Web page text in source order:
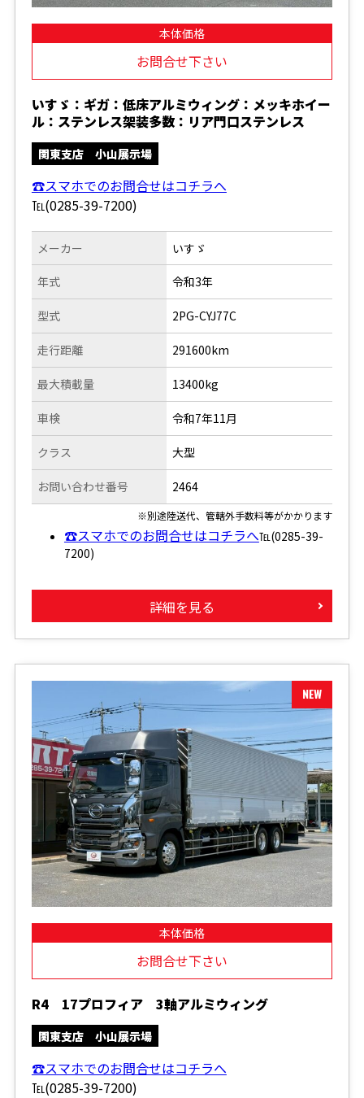
本体価格
お問合せ下さい
いすゞ：ギガ：低床アルミウィング：メッキホイー
ル：ステンレス架装多数：リア門口ステンレス
関東支店 小山展示場
☎スマホでのお問合せはコチラへ
℡(0285-39-7200)
メーカー
年式
型式
走行距離
いすゞ
令和3年
2PG-CYJ77C
291600km
最大積載量
車検
クラス
お問い合わせ番号
13400kg
令和7年11月
大型
2464
※別途陸送代、管轄外手数料等がかかります
☎スマホでのお問合せはコチラへ℡(0285-39-
7200)
詳細を見る
本体価格
お問合せ下さい
R4 17プロフィア 3軸アルミウィング
関東支店 小山展示場
☎スマホでのお問合せはコチラへ
℡(0285-39-7200)